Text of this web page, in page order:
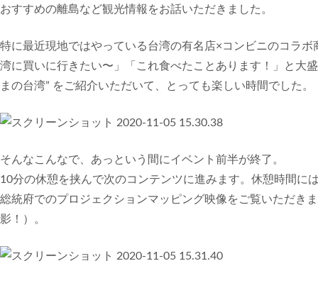
おすすめの離島など観光情報をお話いただきました。
特に最近現地ではやっている台湾の有名店×コンビニのコラ
湾に買いに行きたい〜」「これ食べたことあります！」と大
まの台湾” をご紹介いただいて、とっても楽しい時間でした。
そんなこんなで、あっという間にイベント前半が終了。
10分の休憩を挟んで次のコンテンツに進みます。休憩時間
総統府でのプロジェクションマッピング映像をご覧いただき
影！）。